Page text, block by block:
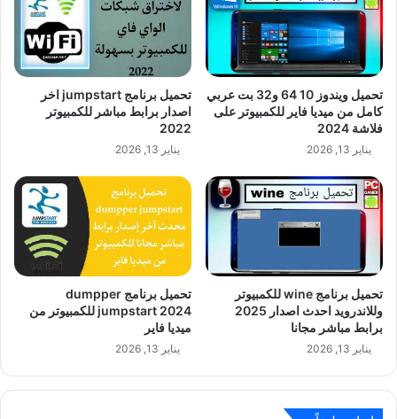
تحميل ويندوز 10 64 و32 بت عربي
كامل من ميديا فاير للكمبيوتر على
فلاشة 2024
يناير 13, 2026
تحميل برنامج jumpstart اخر
اصدار برابط مباشر للكمبيوتر
2022
يناير 13, 2026
تحميل برنامج wine للكمبيوتر
وللاندرويد احدث اصدار 2025
برابط مباشر مجانا
يناير 13, 2026
تحميل برنامج dumpper
jumpstart 2024 للكمبيوتر من
ميديا فاير
يناير 13, 2026